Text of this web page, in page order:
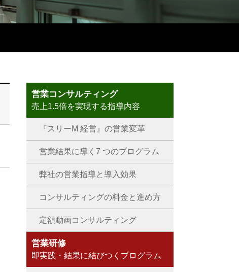
営業コンサルティング
売上1.5倍を実現する指導内容
『スリーM 経営』の営業変革
営業結果に導く7 つのプログラム
弊社の営業指導と導入効果
コンサルティングの料金と進め方
定額動画コンサルティング
営業研修
即実践・結果に結びつくプログラム